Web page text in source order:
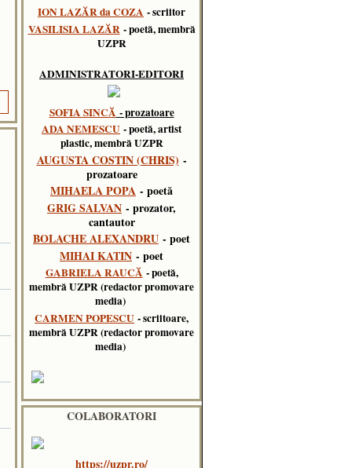
ION LAZĂR da COZA - scriitor
VASILISIA LAZĂR - poetă, membră
UZPR
ADMINISTRATORI-EDITORI
SOFIA SINCĂ - prozatoare
ADA NEMESCU - poetă, artist
plastic, membră UZPR
AUGUSTA COSTIN (CHRIS) -
prozatoare
MIHAELA POPA - poetă
GRIG SALVAN - prozator,
cantautor
BOLACHE ALEXANDRU - poet
MIHAI KATIN - poet
GABRIELA RAUCĂ - poetă,
membră UZPR (redactor promovare
media)
CARMEN POPESCU - scriitoare,
membră UZPR (redactor promovare
media)
COLABORATORI
https://uzpr.ro/